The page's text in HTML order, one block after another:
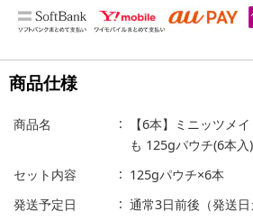
商品仕様
商品名
【6本】ミニッツメ
も 125gパウチ(6本入)
セット内容
125gパウチ×6本
発送予定日
通常3日前後（発送日